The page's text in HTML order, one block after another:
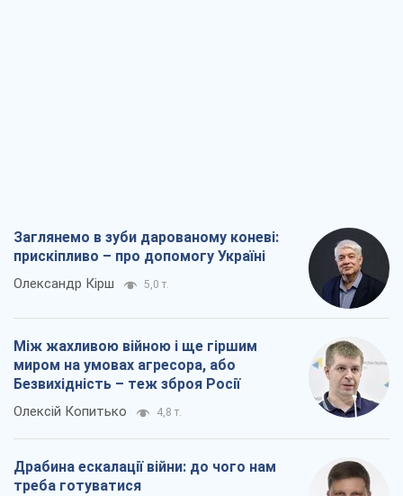
Заглянемо в зуби дарованому коневі:
прискіпливо – про допомогу Україні
Олександр Кірш 5,0 т.
Між жахливою війною і ще гіршим
миром на умовах агресора, або
Безвихідність – теж зброя Росії
Олексій Копитько 4,8 т.
Драбина ескалації війни: до чого нам
треба готуватися